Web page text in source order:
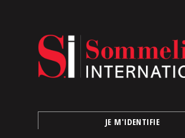
JE M'IDENTIFIE